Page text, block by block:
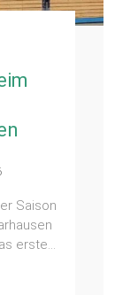
Saison
erste...